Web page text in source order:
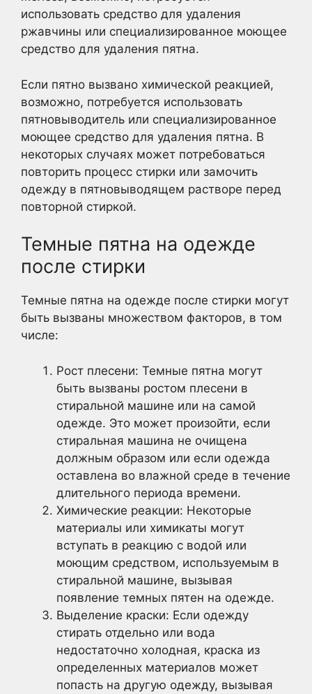
использовать средство для удаления
ржавчины или специализированное моющее
средство для удаления пятна.
Если пятно вызвано химической реакцией,
возможно, потребуется использовать
пятновыводитель или специализированное
моющее средство для удаления пятна. В
некоторых случаях может потребоваться
повторить процесс стирки или замочить
одежду в пятновыводящем растворе перед
повторной стиркой.
Темные пятна на одежде
после стирки
Темные пятна на одежде после стирки могут
быть вызваны множеством факторов, в том
числе:
Рост плесени: Темные пятна могут
быть вызваны ростом плесени в
стиральной машине или на самой
одежде. Это может произойти, если
стиральная машина не очищена
должным образом или если одежда
оставлена во влажной среде в течение
длительного периода времени.
Химические реакции: Некоторые
материалы или химикаты могут
вступать в реакцию с водой или
моющим средством, используемым в
стиральной машине, вызывая
появление темных пятен на одежде.
Выделение краски: Если одежду
стирать отдельно или вода
недостаточно холодная, краска из
определенных материалов может
попасть на другую одежду, вызывая